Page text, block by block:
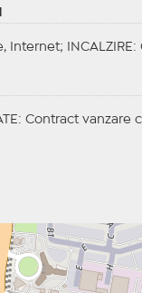
Internet; INCALZIRE :
: Contract vanzare